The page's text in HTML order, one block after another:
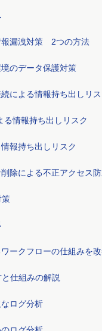
報漏洩対策 2つの方法
のデータ保護対策
による情報持ち出しリ
る情報持ち出しリスク
報持ち出しリスク
除による不正アクセス
策
ークフローの仕組みを
仕組みの解説
ログ分析